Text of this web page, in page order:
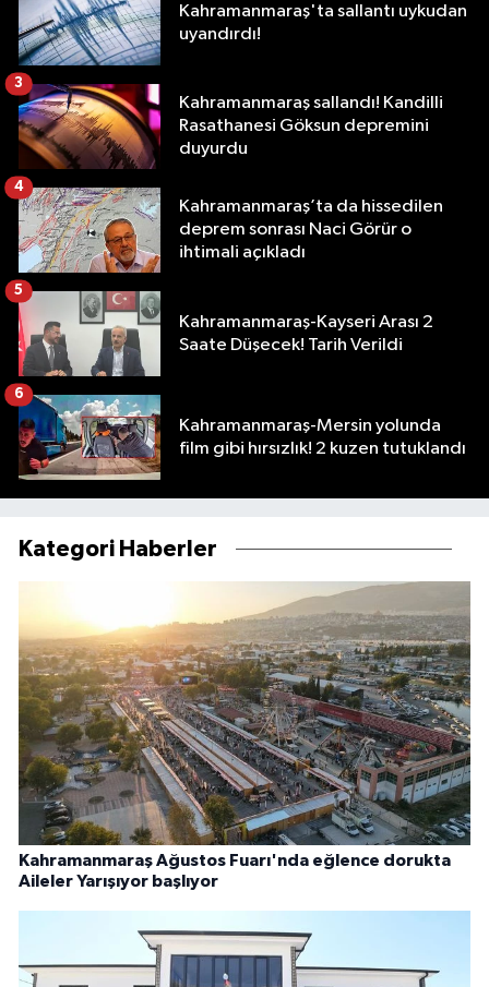
Kahramanmaraş'ta sallantı uykudan
uyandırdı!
Kahramanmaraş sallandı! Kandilli
Rasathanesi Göksun depremini
duyurdu
3
Kahramanmaraş’ta da hissedilen
deprem sonrası Naci Görür o
ihtimali açıkladı
4
Kahramanmaraş-Kayseri Arası 2
Saate Düşecek! Tarih Verildi
5
Kahramanmaraş-Mersin yolunda
film gibi hırsızlık! 2 kuzen tutuklandı
6
Kategori Haberler
Kahramanmaraş Ağustos Fuarı'nda eğlence dorukta
Aileler Yarışıyor başlıyor